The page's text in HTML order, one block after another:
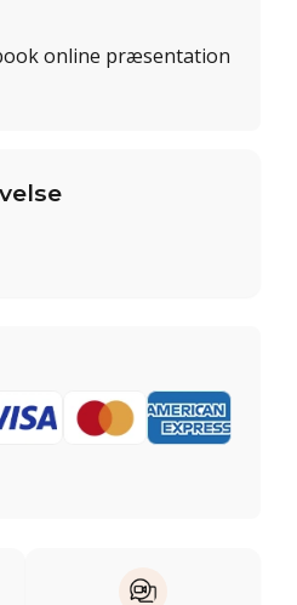
online præsentation